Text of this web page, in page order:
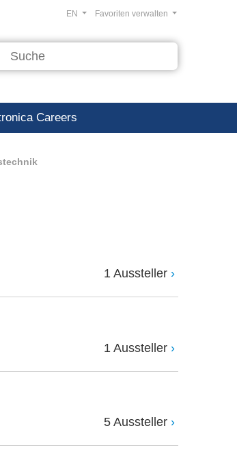
Favoriten verwalten
EN
Careers
1 Aussteller
1 Aussteller
5 Aussteller